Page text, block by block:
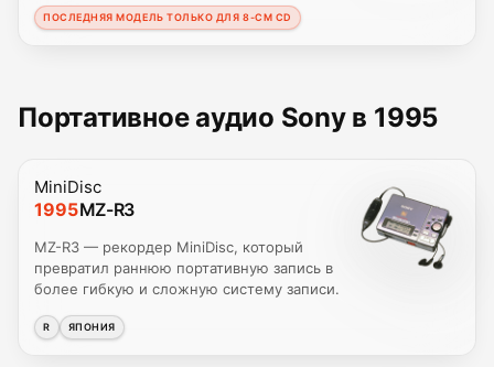
ПОСЛЕДНЯЯ МОДЕЛЬ ТОЛЬКО ДЛЯ 8-СМ CD
Портативное аудио Sony в 1995
MiniDisc
1995MZ-R3
MZ-R3 — рекордер MiniDisc, который
превратил раннюю портативную запись в
более гибкую и сложную систему записи.
R ЯПОНИЯ